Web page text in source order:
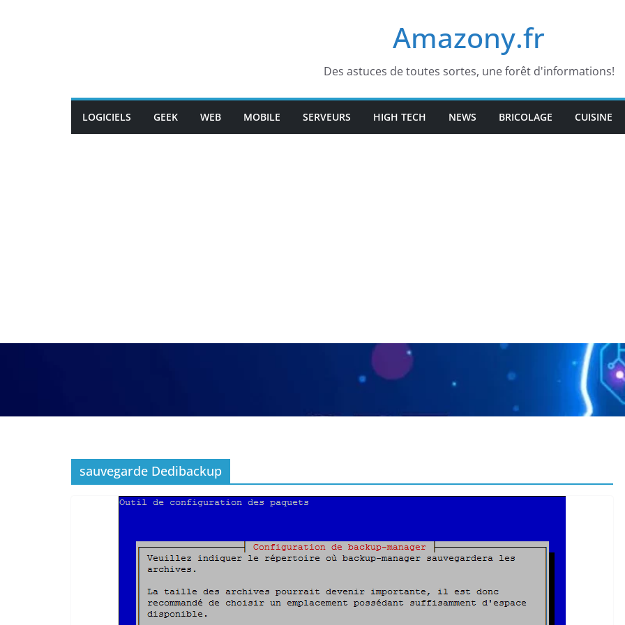
Amazony.fr
Des astuces de toutes sortes, une forêt d'informations!
LOGICIELS GEEK WEB MOBILE SERVEURS HIGH TECH NEWS BRICOLAGE CUISINE
sauvegarde Dedibackup